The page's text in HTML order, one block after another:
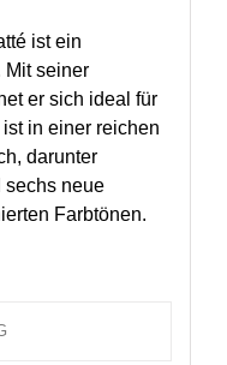
ist ein
Mit seiner
er sich ideal für
in einer reichen
darunter
sechs neue
Farbtönen.